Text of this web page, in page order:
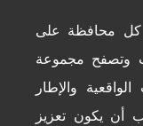
كل محافظة على
وتصفح مجموعة
والإطار
أن يكون تعزيز